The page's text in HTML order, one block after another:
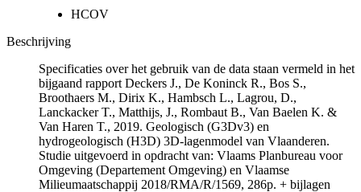
HCOV
Beschrijving
Specificaties over het gebruik van de data staan vermeld in het
bijgaand rapport Deckers J., De Koninck R., Bos S.,
Broothaers M., Dirix K., Hambsch L., Lagrou, D.,
Lanckacker T., Matthijs, J., Rombaut B., Van Baelen K. &
Van Haren T., 2019. Geologisch (G3Dv3) en
hydrogeologisch (H3D) 3D-lagenmodel van Vlaanderen.
Studie uitgevoerd in opdracht van: Vlaams Planbureau voor
Omgeving (Departement Omgeving) en Vlaamse
Milieumaatschappij 2018/RMA/R/1569, 286p. + bijlagen